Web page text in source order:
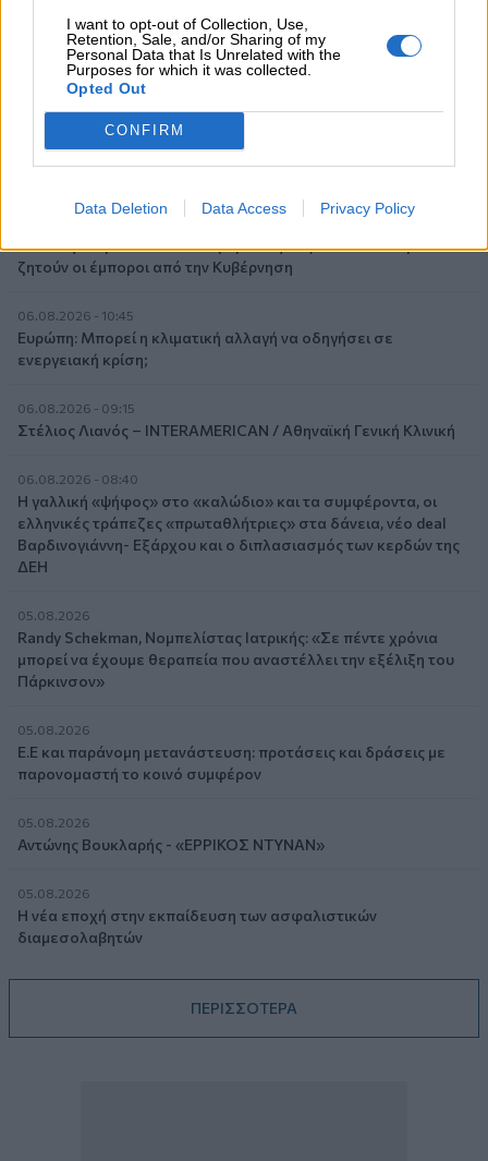
I want to opt-out of Collection, Use,
Retention, Sale, and/or Sharing of my
Personal Data that Is Unrelated with the
Purposes for which it was collected.
Opted Out
CONFIRM
Data Deletion Data Access Privacy Policy
06.08.2026 - 13:30
Όταν η επόμενη μέρα είναι στάχτη, τι θα πει ο Ασφαλιστικός
Διαμεσολαβητής στον πελάτη κλάδου υγείας;
06.08.2026 - 12:22
Kavita Patel - PhARMA Innovation Forum: Ένα στα πέντε
Μείωση ασφαλιστικών εισφορών ύψους 240 εκατ. ευρώ
ζητούν οι έμποροι από την Κυβέρνηση
06.08.2026 - 10:45
Ευρώπη: Μπορεί η κλιματική αλλαγή να οδηγήσει σε
ενεργειακή κρίση;
06.08.2026 - 09:15
Στέλιος Λιανός – INTERAMERICAN / Αθηναϊκή Γενική Κλινική
06.08.2026 - 08:40
Η γαλλική «ψήφος» στο «καλώδιο» και τα συμφέροντα, οι
ελληνικές τράπεζες «πρωταθλήτριες» στα δάνεια, νέο deal
Βαρδινογιάννη- Εξάρχου και ο διπλασιασμός των κερδών της
ΔΕΗ
05.08.2026
Randy Schekman, Νομπελίστας Ιατρικής: «Σε πέντε χρόνια
μπορεί να έχουμε θεραπεία που αναστέλλει την εξέλιξη του
Πάρκινσον»
05.08.2026
Ε.Ε και παράνομη μετανάστευση: προτάσεις και δράσεις με
παρονομαστή το κοινό συμφέρον
05.08.2026
Αντώνης Βουκλαρής - «ΕΡΡΙΚΟΣ ΝΤΥΝΑΝ»
05.08.2026
Η νέα εποχή στην εκπαίδευση των ασφαλιστικών
διαμεσολαβητών
ΠΕΡΙΣΣΟΤΕΡΑ